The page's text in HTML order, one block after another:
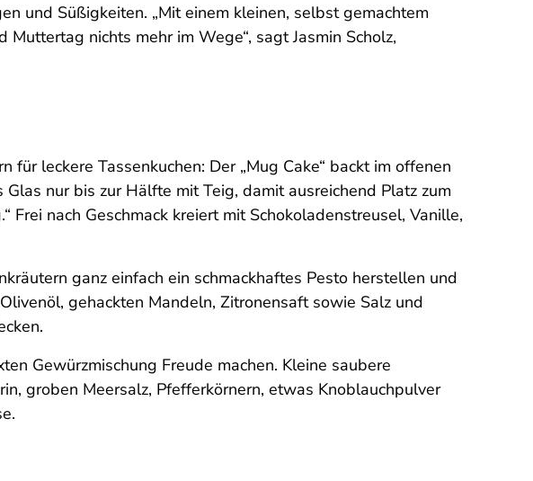
und Süßigkeiten. „Mit einem kleinen, selbst gemachtem
nichts mehr im Wege“, sagt Jasmin Scholz,
leckere Tassenkuchen: Der „Mug Cake“ backt im offenen
nur bis zur Hälfte mit Teig, damit ausreichend Platz zum
Frei nach Geschmack kreiert mit Schokoladenstreusel, Vanille,
ganz einfach ein schmackhaftes Pesto herstellen und
gehackten Mandeln, Zitronensaft sowie Salz und
Gewürzmischung Freude machen. Kleine saubere
groben Meersalz, Pfefferkörnern, etwas Knoblauchpulver